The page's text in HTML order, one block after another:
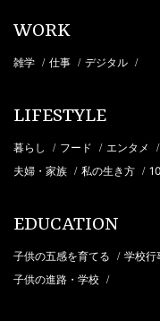
WORK
雑学 / 仕事 / デジタル /
LIFESTYLE
暮らし / フード / エンタメ /
夫婦・家族 / 私の生き方 /
EDUCATION
子供の五感を育てる / 学校行
子供の進路・学校 /